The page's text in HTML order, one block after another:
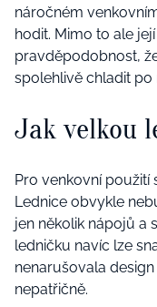
náročném
hodit. Mimo to ale
pravděpodobnost,
spolehlivě chladit po
Jak velkou
Pro venkovní použití
Lednice obvykle
jen několik nápojů a
ledničku navíc lze
nenarušovala
nepatřičně.